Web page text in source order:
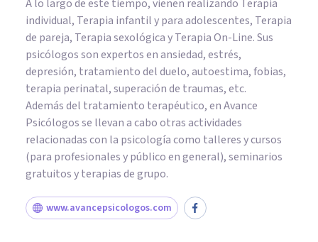
A lo largo de este tiempo, vienen realizando Terapia
individual, Terapia infantil y para adolescentes, Terapia
de pareja, Terapia sexológica y Terapia On-Line. Sus
psicólogos son expertos en ansiedad, estrés,
depresión, tratamiento del duelo, autoestima, fobias,
terapia perinatal, superación de traumas, etc.
Además del tratamiento terapéutico, en Avance
Psicólogos se llevan a cabo otras actividades
relacionadas con la psicología como talleres y cursos
(para profesionales y público en general), seminarios
gratuitos y terapias de grupo.
www.avancepsicologos.com